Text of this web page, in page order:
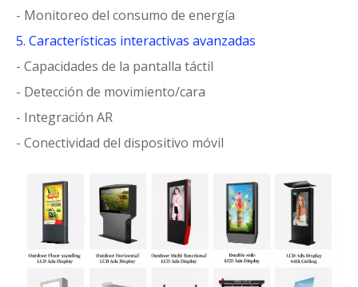
- Monitoreo del consumo de energía
5. Características interactivas avanzadas
- Capacidades de la pantalla táctil
- Detección de movimiento/cara
- Integración AR
- Conectividad del dispositivo móvil